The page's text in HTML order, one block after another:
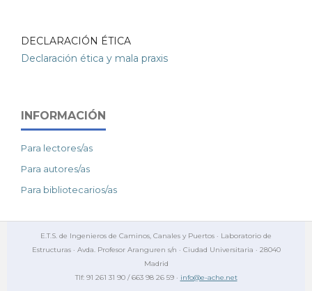
DECLARACIÓN ÉTICA
Declaración ética y mala praxis
INFORMACIÓN
Para lectores/as
Para autores/as
Para bibliotecarios/as
E.T.S. de Ingenieros de Caminos, Canales y Puertos · Laboratorio de
Estructuras · Avda. Profesor Aranguren s/n · Ciudad Universitaria · 28040
Madrid
Tlf: 91 261 31 90 / 663 98 26 59 · info@e-ache.net